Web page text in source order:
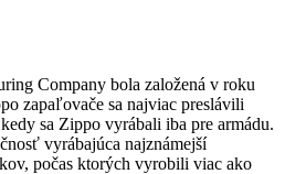
Company bola založená v roku
zapaľovače sa najviac preslávili
sa Zippo vyrábali iba pre armádu.
vyrábajúca najznámejší
počas ktorých vyrobili viac ako